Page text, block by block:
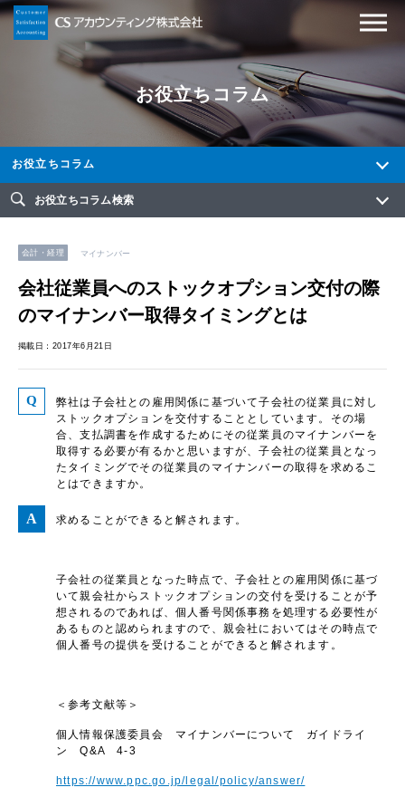
お役立ちコラム
お役立ちコラム
お役立ちコラム検索
会計・経理 マイナンバー
会社従業員へのストックオプション交付の際
のマイナンバー取得タイミングとは
掲載日：2017年6月21日
弊社は子会社との雇用関係に基づいて子会社の従業員に対し
ストックオプションを交付することとしています。その場
合、支払調書を作成するためにその従業員のマイナンバーを
取得する必要が有るかと思いますが、子会社の従業員となっ
たタイミングでその従業員のマイナンバーの取得を求めるこ
とはできますか。
求めることができると解されます。
子会社の従業員となった時点で、子会社との雇用関係に基づ
いて親会社からストックオプションの交付を受けることが予
想されるのであれば、個人番号関係事務を処理する必要性が
あるものと認められますので、親会社においてはその時点で
個人番号の提供を受けることができると解されます。
＜参考文献等＞
個人情報保護委員会 マイナンバーについて ガイドライ
ン Q&A 4-3
https://www.ppc.go.jp/legal/policy/answer/